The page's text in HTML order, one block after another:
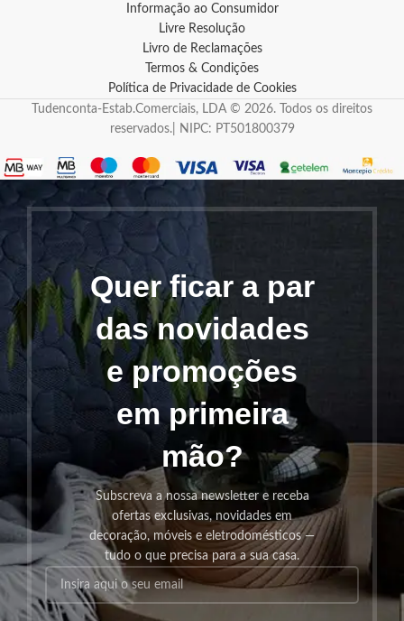
Informação ao Consumidor
Livre Resolução
Livro de Reclamações
Termos & Condições
Política de Privacidade de Cookies
Tudenconta-Estab.Comerciais, LDA © 2026. Todos os direitos
reservados.| NIPC: PT501800379
Quer ficar a par
das novidades
e promoções
em primeira
mão?
Subscreva a nossa newsletter e receba
ofertas exclusivas, novidades em
decoração, móveis e eletrodomésticos —
tudo o que precisa para a sua casa.